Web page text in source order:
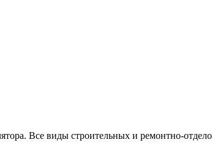
Все виды строительных и ремонтно-